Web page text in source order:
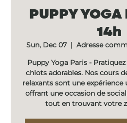
PUPPY YOGA
14h
Sun, Dec 07
  |
Adresse
Puppy Yoga Paris -
chiots adorables. Nos cours
relaxants sont une expérience
offrant une occasion de
tout en trouvant votre